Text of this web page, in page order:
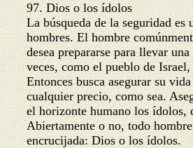
97. Dios o los ídolos
La búsqueda de la seguridad es
hombres. El hombre
desea prepararse para llevar
veces, como el pueblo de
Entonces busca asegurar su
cualquier precio, como sea.
el horizonte humano los ídolos,
Abiertamente o no, todo
encrucijada: Dios o los ídolos.